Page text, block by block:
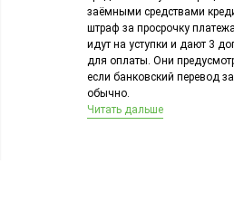
заёмными средствами
штраф за просрочку
идут на уступки и дают 3
для оплаты. Они
если банковский перевод
обычно.
Читать дальше